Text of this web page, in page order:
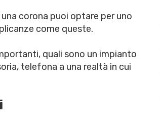
corona puoi optare per uno
come queste.
quali sono un impianto
telefona a una realtà in cui